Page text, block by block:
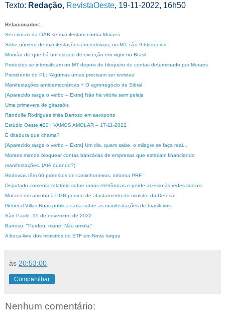
Texto: Redação, RevistaOeste, 19-11-2022, 16h50
Relacionados:
Seccionais da OAB se manifestam contra Moraes
Sobe número de manifestações em rodovias; no MT, são 9 bloqueios
Mourão diz que há um estado de exceção em vigor no Brasil
Protestos se intensificam no MT depois de bloqueio de contas determinado por Moraes
Presidente do PL: ‘Algumas urnas precisam ser revistas’
Manifestações antidemocráticas + O agronegócio de Sibral
[Aparecido rasga o verbo – Extra] Não há vitória sem peleja
Uma primavera de girassóis
Randolfe Rodrigues imita Barroso em aeroporto
Estúdio Oeste #22 | VAMOS AMOLAR – 17-11-2022
É ditadura que chama?
[Aparecido rasga o verbo – Extra] Um dia, quem sabe, o milagre se faça real...
Moraes manda bloquear contas bancárias de empresas que estariam financiando
manifestações. (Até quando?)
Rodovias têm 66 protestos de caminhoneiros, informa PRF
Deputado comenta relatório sobre urnas eletrônicas e perde acesso às redes sociais
Moraes encaminha à PGR pedido de afastamento do ministro da Defesa
General Villas Boas publica carta sobre as manifestações de brasileiros
São Paulo: 15 de novembro de 2022
Barroso: "Perdeu, mané! Não amola!"
A boca-livre dos ministros do STF em Nova Iorque
às 20:53:00
Compartilhar
Nenhum comentário: